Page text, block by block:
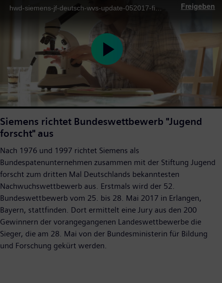
hwd-siemens-jf-deutsch-wvs-update-052017-final.mp4
Freigeben
Play
Video
Siemens richtet Bundeswettbewerb "Jugend
forscht" aus
Nach 1976 und 1997 richtet Siemens als
Bundespatenunternehmen zusammen mit der Stiftung Jugend
forscht zum dritten Mal Deutschlands bekanntesten
Nachwuchswettbewerb aus. Erstmals wird der 52.
Bundeswettbewerb vom 25. bis 28. Mai 2017 in Erlangen,
Bayern, stattfinden. Dort ermittelt eine Jury aus den 200
Gewinnern der vorangegangenen Landeswettbewerbe die
Sieger, die am 28. Mai von der Bundesministerin für Bildung
und Forschung gekürt werden.